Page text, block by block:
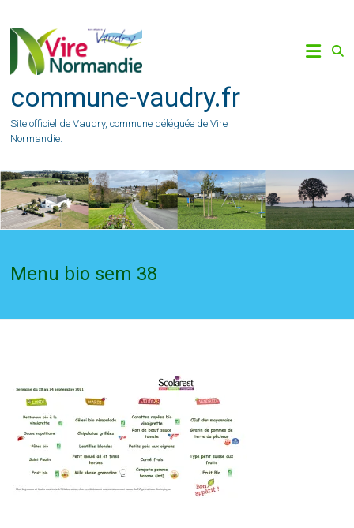
content
commune-vaudry.fr
Site officiel de Vaudry, commune déléguée de Vire
Normandie.
Menu bio sem 38